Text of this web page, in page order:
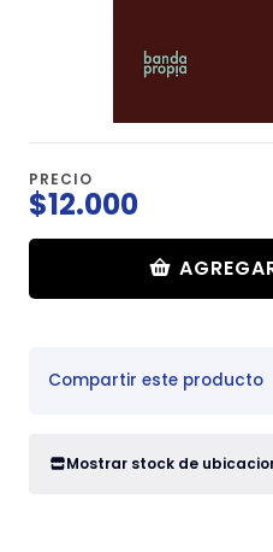
PRECIO
$12.000
Compartir este producto
Mostrar stock de